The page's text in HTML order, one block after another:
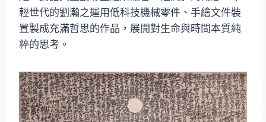
輕世代的劉瀚之運用低科技機械零件、手繪文件裝
置製成充滿哲思的作品，展開對生命與時間本質純
粹的思考。